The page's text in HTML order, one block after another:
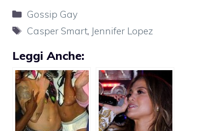
Categorie
Gossip Gay
Tag
Casper Smart, Jennifer Lopez
Leggi Anche: